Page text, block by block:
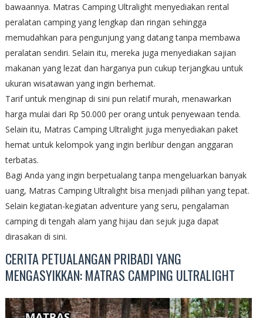
bawaannya. Matras Camping Ultralight menyediakan rental
peralatan camping yang lengkap dan ringan sehingga
memudahkan para pengunjung yang datang tanpa membawa
peralatan sendiri. Selain itu, mereka juga menyediakan sajian
makanan yang lezat dan harganya pun cukup terjangkau untuk
ukuran wisatawan yang ingin berhemat.
Tarif untuk menginap di sini pun relatif murah, menawarkan
harga mulai dari Rp 50.000 per orang untuk penyewaan tenda.
Selain itu, Matras Camping Ultralight juga menyediakan paket
hemat untuk kelompok yang ingin berlibur dengan anggaran
terbatas.
Bagi Anda yang ingin berpetualang tanpa mengeluarkan banyak
uang, Matras Camping Ultralight bisa menjadi pilihan yang tepat.
Selain kegiatan-kegiatan adventure yang seru, pengalaman
camping di tengah alam yang hijau dan sejuk juga dapat
dirasakan di sini.
CERITA PETUALANGAN PRIBADI YANG
MENGASYIKKAN: MATRAS CAMPING ULTRALIGHT